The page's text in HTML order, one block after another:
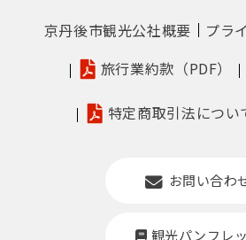
京丹後市観光公社概要
プラ
旅行業約款（PDF）
特定商取引法につい
お問い合わ
観光パンフレ